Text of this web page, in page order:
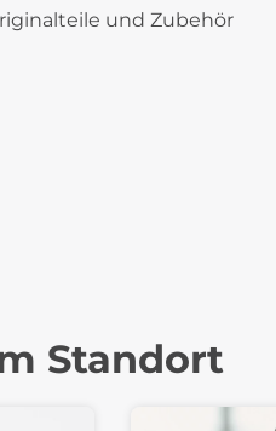
und Zubehör
Standort